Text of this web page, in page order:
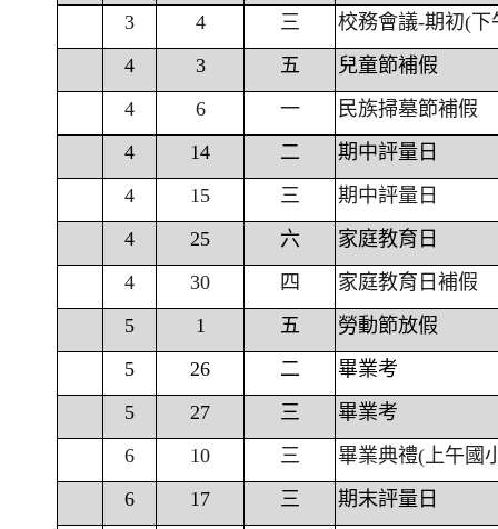
3
4 三
校務會議-期初(下
4
3 五
兒童節補假
4
6 一
民族掃墓節補假
4
14 二
期中評量日
4
15 三
期中評量日
4
25 六
家庭教育日
4
30 四
家庭教育日補假
5
1 五
勞動節放假
5
26 二
畢業考
5
27 三
畢業考
6
10 三
畢業典禮(上午國
6
17 三
期末評量日